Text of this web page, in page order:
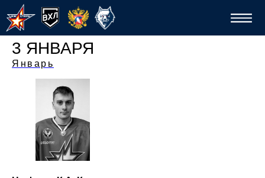
3 ЯНВАРЯ
Январь